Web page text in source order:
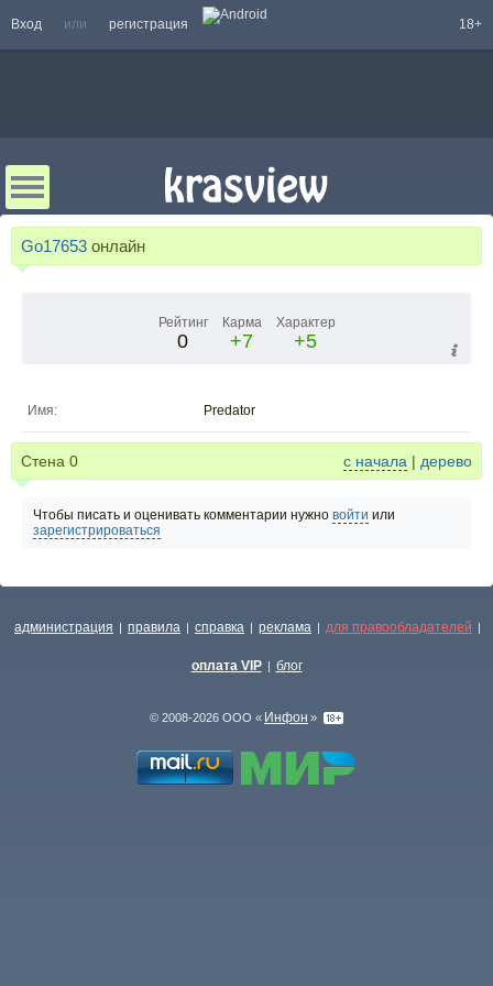
Вход или регистрация 18+
Go17653 онлайн
Рейтинг
0
Карма
+7
Характер
+5
Имя: Predator
Стена 0 с начала | дерево
Чтобы писать и оценивать комментарии нужно войти или
зарегистрироваться
администрация | правила | справка | реклама | для правообладателей |
оплата VIP | блог
© 2008-2026 ООО « Инфон »